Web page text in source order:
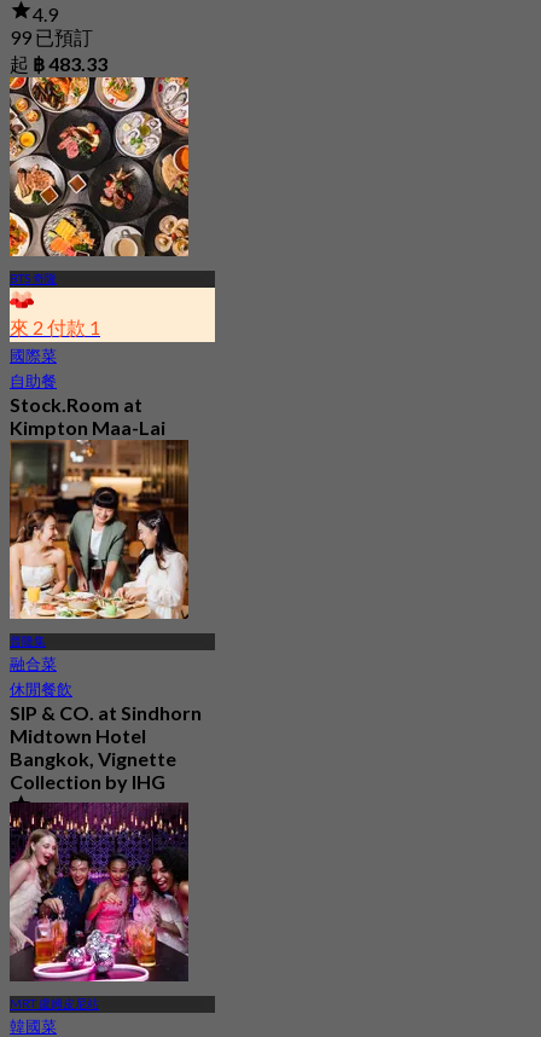
4.9
99 已預訂
起 ฿ 483.33
BTS 奇隆
來 2 付款 1
國際菜
自助餐
Stock.Room at
Kimpton Maa-Lai
Bangkok
4.6
25.3K 已預訂
起฿ 442.5
普隆集
融合菜
休閒餐飲
SIP & CO. at Sindhorn
Midtown Hotel
Bangkok, Vignette
Collection by IHG
5.0
29 已預訂
起฿ 496.66
MRT 盧姆皮尼站
韓國菜